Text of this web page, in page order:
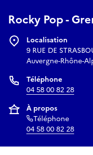
Rocky Pop -
Localisation
9 RUE DE
Auvergne-Rhône-
Téléphone
04 58 00 82 28
À propos
Téléphone
04 58 00 82 28